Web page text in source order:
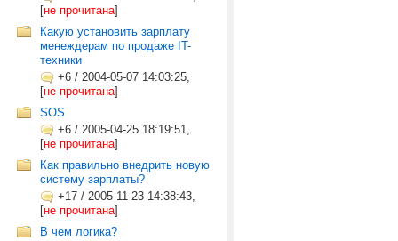
[не прочитана]
Какую установить зарплату
менеждерам по продаже IT-
техники
+6 / 2004-05-07 14:03:25,
[не прочитана]
SOS
+6 / 2005-04-25 18:19:51,
[не прочитана]
Как правильно внедрить новую
систему зарплаты?
+17 / 2005-11-23 14:38:43,
[не прочитана]
В чем логика?